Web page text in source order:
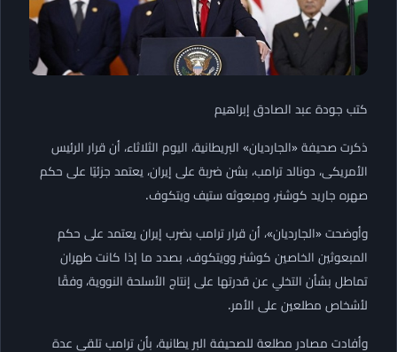
كتب جودة عبد الصادق إبراهيم
ذكرت صحيفة «الجارديان» البريطانية، اليوم الثلاثاء، أن قرار الرئيس
الأمريكى، دونالد ترامب، بشن ضربة على إيران، يعتمد جزئيًا على حكم
صهره جاريد كوشنر، ومبعوثه ستيف ويتكوف.
وأوضحت «الجارديان»، أن قرار ترامب بضرب إيران يعتمد على حكم
المبعوثين الخاصين كوشنر وويتكوف، بصدد ما إذا كانت طهران
تماطل بشأن التخلي عن قدرتها على إنتاج الأسلحة النووية، وفقًا
لأشخاص مطلعين على الأمر.
وأفادت مصادر مطلعة للصحيفة البر يطانية، بأن ترامب تلقى عدة